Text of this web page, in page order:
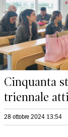
Cinquanta
triennale
28 ottobre 2024 13:54